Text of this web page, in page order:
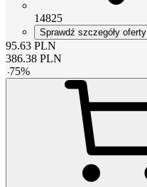
14825
Sprawdź szczegóły oferty
95.63 PLN
386.38 PLN
-75%